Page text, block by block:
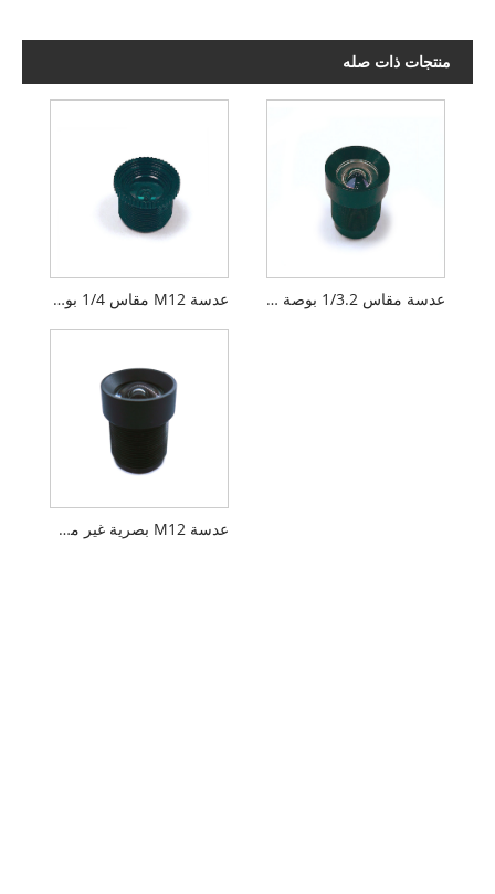
منتجات ذات صله
عدسة M12 مقاس 1/4 بوصة 2.5 مم بدون تشويه عدسة مقاس 1/3.2 بوصة 3.5 ملم M12 بدون تشويه
عدسة M12 بصرية غير مشوهة